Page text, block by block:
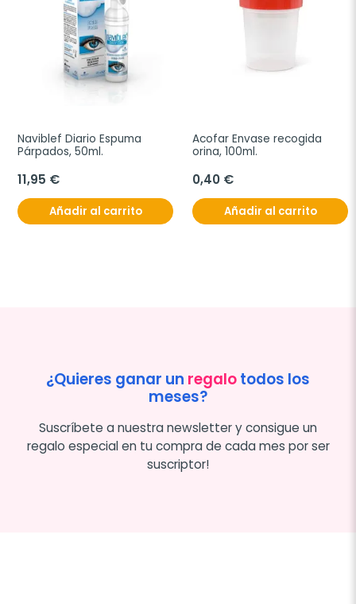
Naviblef Diario Espuma
Párpados, 50ml.
11,95 €
Añadir al carrito
Acofar Envase recogida
orina, 100ml.
0,40 €
Añadir al carrito
¿Quieres ganar un regalotodos los
meses?
Suscríbete a nuestra newsletter y consigue un
regalo especial en tu compra de cada mes por ser
suscriptor!